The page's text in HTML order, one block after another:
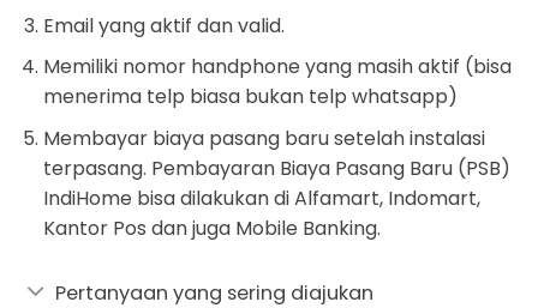
Email yang aktif dan valid.
Memiliki nomor handphone yang masih aktif (bisa
menerima telp biasa bukan telp whatsapp)
Membayar biaya pasang baru setelah instalasi
terpasang. Pembayaran Biaya Pasang Baru (PSB)
IndiHome bisa dilakukan di Alfamart, Indomart,
Kantor Pos dan juga Mobile Banking.
Pertanyaan yang sering diajukan